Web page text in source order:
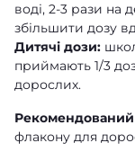
воді, 2-3 рази на
збільшити дозу
Дитячі дози:
приймають 1/3
дорослих.
Рекомендований
флакону для